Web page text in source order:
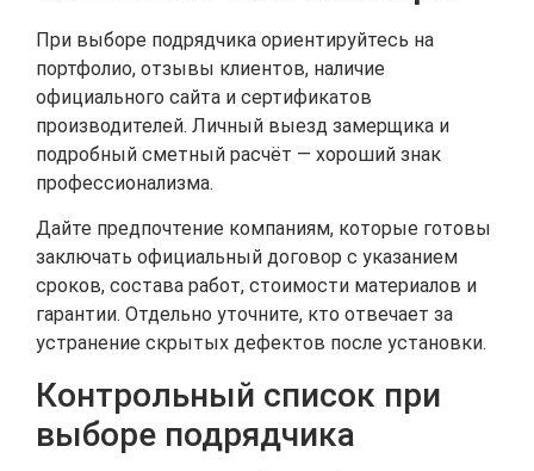
При выборе подрядчика ориентируйтесь на
портфолио, отзывы клиентов, наличие
официального сайта и сертификатов
производителей. Личный выезд замерщика и
подробный сметный расчёт — хороший знак
профессионализма.
Дайте предпочтение компаниям, которые готовы
заключать официальный договор с указанием
сроков, состава работ, стоимости материалов и
гарантии. Отдельно уточните, кто отвечает за
устранение скрытых дефектов после установки.
Контрольный список при
выборе подрядчика